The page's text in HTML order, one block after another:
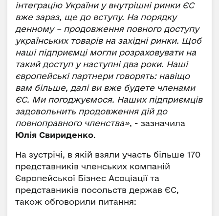
інтеграцію України у внутрішні ринки ЄС
вже зараз, ще до вступу. На порядку
денному – продовження повного доступу
українських товарів на західні ринки. Щоб
наші підприємці могли розраховувати на
такий доступ у наступні два роки. Наші
європейські партнери говорять: навіщо
вам більше, далі ви вже будете членами
ЄС. Ми погоджуємося. Наших підприємців
задовольнить продовження дій до
повноправного членства», - зазначила
Юлія Свириденко.
На зустрічі, в якій взяли участь більше 170
представників членських компаній
Європейської Бізнес Асоціації та
представників посольств держав ЄС,
також обговорили питання: